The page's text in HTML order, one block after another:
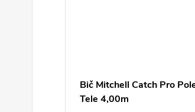
Bič Mitchell Catch Pro
Tele 4,00m